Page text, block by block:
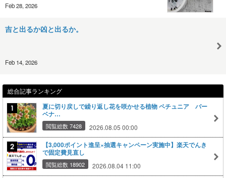
Feb 28, 2026
吉と出るか凶と出るか。
Feb 14, 2026
総合記事ランキング
夏に切り戻しで繰り返し花を咲かせる植物 ペチュニア バー
ベナ…
閲覧総数 7428 2026.08.05 00:00
【3,000ポイント進呈×抽選キャンペーン実施中】楽天でんき
で固定費見直し
閲覧総数 18902 2026.08.04 11:00